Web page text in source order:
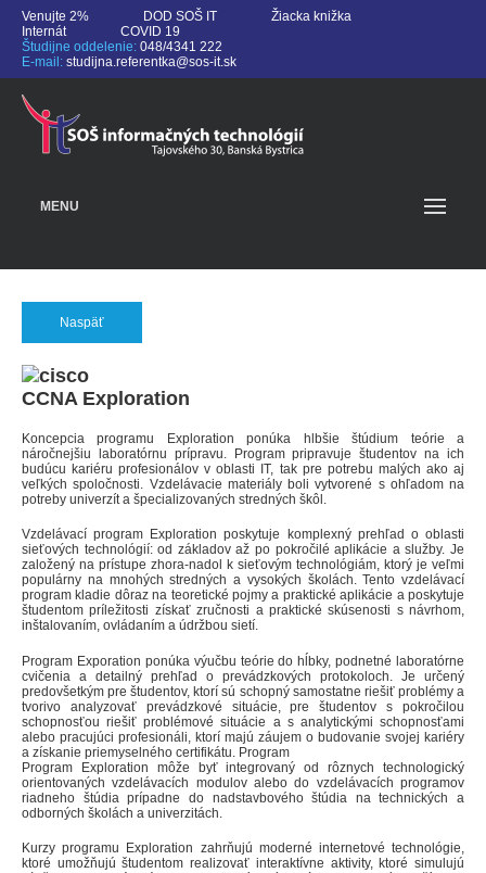
Venujte 2% DOD SOŠ IT
Žiacka knižka
Internát
COVID 19
Študijne oddelenie: 048/4341 222
E-mail: studijna.referentka@sos-it.sk
MENU
Naspäť
CCNA Exploration
Koncepcia programu Exploration ponúka hlbšie štúdium teórie a
náročnejšiu laboratórnu prípravu. Program pripravuje študentov na ich
budúcu kariéru profesionálov v oblasti IT, tak pre potrebu malých ako aj
veľkých spoločnosti. Vzdelávacie materiály boli vytvorené s ohľadom na
potreby univerzít a špecializovaných stredných škôl.
Vzdelávací program Exploration poskytuje komplexný prehľad o oblasti
sieťových technológií: od základov až po pokročilé aplikácie a služby. Je
založený na prístupe zhora-nadol k sieťovým technológiám, ktorý je veľmi
populárny na mnohých stredných a vysokých školách. Tento vzdelávací
program kladie dôraz na teoretické pojmy a praktické aplikácie a poskytuje
študentom príležitosti získať zručnosti a praktické skúsenosti s návrhom,
inštalovaním, ovládaním a údržbou sietí.
Program Exporation ponúka výučbu teórie do hĺbky, podnetné laboratórne
cvičenia a detailný prehľad o prevádzkových protokoloch. Je určený
predovšetkým pre študentov, ktorí sú schopný samostatne riešiť problémy a
tvorivo analyzovať prevádzkové situácie, pre študentov s pokročilou
schopnosťou riešiť problémové situácie a s analytickými schopnosťami
alebo pracujúci profesionáli, ktorí majú záujem o budovanie svojej kariéry
a získanie priemyselného certifikátu. Program
Program Exploration môže byť integrovaný od rôznych technologický
orientovaných vzdelávacích modulov alebo do vzdelávacích programov
riadneho štúdia prípadne do nadstavbového štúdia na technických a
odborných školách a univerzitách.
Kurzy programu Exploration zahrňujú moderné internetové technológie,
ktoré umožňujú študentom realizovať interaktívne aktivity, ktoré simulujú